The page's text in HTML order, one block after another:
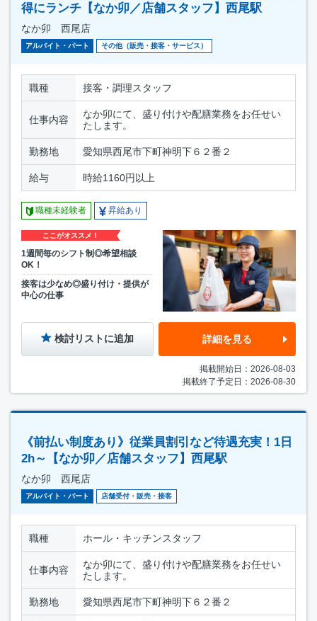
得にランチ【なか卯／店舗スタッフ】西尾駅
なか卯 西尾店
アルバイト・パート その他（販売・接客・サービス）
職種 接客・調理スタッフ
仕事内容
なか卯にて、盛り付けや配膳業務をお任せい
たします。
勤務地 愛知県西尾市下町神明下６２番２
給与 時給1160円以上
職種未経験者 昇給あり
ここがオススメ！
1週間毎のシフト制◎希望相談
OK！
接客は少なめ◎盛り付け・提供が
中心の仕事
検討リストに追加 詳細を見る
掲載開始日：2026-08-03
掲載終了予定日：2026-08-30
《前払い制度あり》従業員割引など待遇充実！1日
2h～【なか卯／店舗スタッフ】西尾駅
なか卯 西尾店
アルバイト・パート 店舗受付・販売・接客
職種 ホール・キッチンスタッフ
仕事内容
なか卯にて、盛り付けや配膳業務をお任せい
たします。
勤務地 愛知県西尾市下町神明下６２番２